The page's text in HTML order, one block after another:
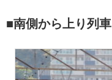
■南側から上り列車